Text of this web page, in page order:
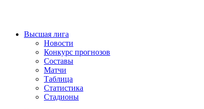
Высшая лига
Новости
Конкурс прогнозов
Составы
Матчи
Таблица
Статистика
Стадионы